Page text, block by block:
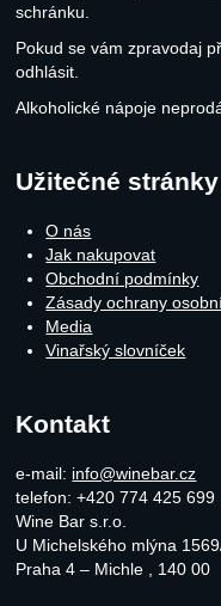
schránku.
Pokud se vám zpravodaj
odhlásit.
Alkoholické nápoje
Užitečné stránky
O nás
Jak nakupovat
Obchodní podmínky
Zásady ochrany
Media
Vinařský slovníček
Kontakt
e-mail: info@winebar.cz
telefon: +420 774 425 699
Wine Bar s.r.o.
U Michelského mlýna
Praha 4 – Michle
140 00